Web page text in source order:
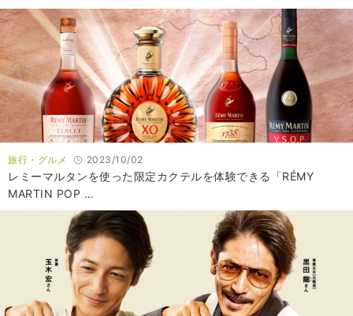
旅行・グルメ 2023/10/02
レミーマルタンを使った限定カクテルを体験できる「RÉMY
MARTIN POP …